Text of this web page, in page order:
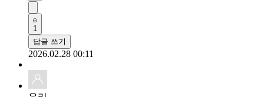
1
답글 쓰기
2026.02.28 00:11